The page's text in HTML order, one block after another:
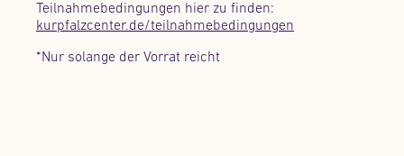
Teilnahmebedingungen hier zu finden:
kurpfalzcenter.de/teilnahmebedingungen
*Nur solange der Vorrat reicht